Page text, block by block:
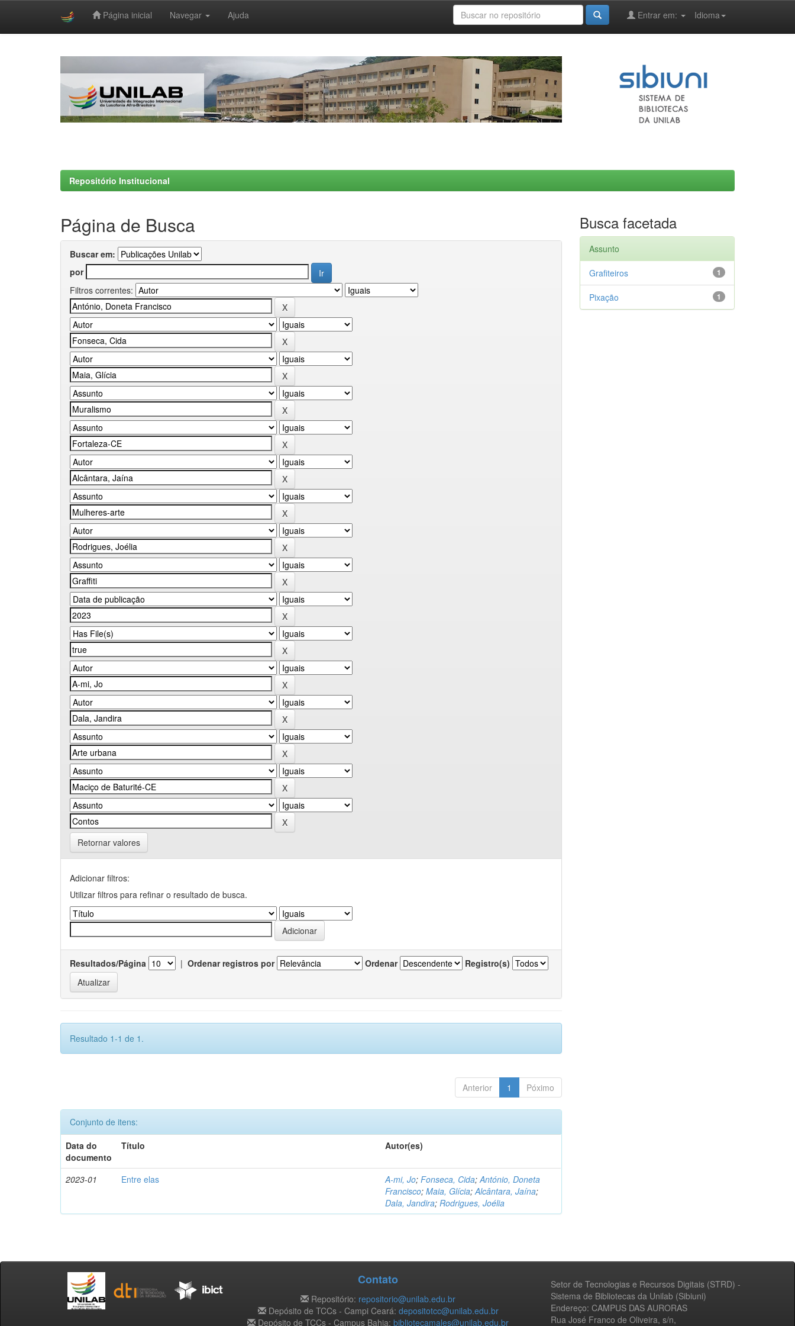
Página inicial Navegar Ajuda Idioma
Entrar em:
Repositório Institucional
Página de Busca
Buscar em:
por
Filtros correntes:
Retornar valores
Adicionar filtros:
Utilizar filtros para refinar o resultado de busca.
Resultados/Página | Ordenar registros por Ordenar Registro(s)
Resultado 1-1 de 1.
Anterior 1 Póximo
Conjunto de itens:
Data do
documento
Título Autor(es)
2023-01 Entre elas A-mi, Jo;Fonseca, Cida;António, Doneta
Francisco;Maia, Glícia;Alcântara, Jaína;
Dala, Jandira;Rodrigues, Joélia
Busca facetada
Assunto
1
Grafiteiros
1
Pixação
Setor de Tecnologias e Recursos Digitais (STRD) -
Sistema de Bibliotecas da Unilab (Sibiuni)
Endereço: CAMPUS DAS AURORAS
Rua José Franco de Oliveira, s/n,
Contato
Repositório: repositorio@unilab.edu.br
Depósito de TCCs - Campi Ceará: depositotcc@unilab.edu.br
Depósito de TCCs - Campus Bahia: bibliotecamales@unilab.edu.br